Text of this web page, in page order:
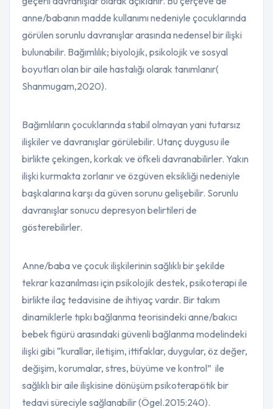
anne/babanın madde kullanımı nedeniyle çocuklarında
görülen sorunlu davranışlar arasında nedensel bir ilişki
bulunabilir. Bağımlılık; biyolojik, psikolojik ve sosyal
boyutları olan bir aile hastalığı olarak tanımlanır(
Shanmugam,2020).
Bağımlıların çocuklarında stabil olmayan yani tutarsız
ilişkiler ve davranışlar görülebilir. Utanç duygusu ile
birlikte çekingen, korkak ve öfkeli davranabilirler. Yakın
ilişki kurmakta zorlanır ve özgüven eksikliği nedeniyle
başkalarına karşı da güven sorunu gelişebilir. Sorunlu
davranışlar sonucu depresyon belirtileri de
gösterebilirler.
Anne/baba ve çocuk ilişkilerinin sağlıklı bir şekilde
tekrar kazanılması için psikolojik destek, psikoterapi ile
birlikte ilaç tedavisine de ihtiyaç vardır. Bir takım
dinamiklerle tıpkı bağlanma teorisindeki anne/bakıcı
bebek figürü arasındaki güvenli bağlanma modelindeki
ilişki gibi “kurallar, iletişim, ittifaklar, duygular, öz değer,
değişim, korumalar, stres, büyüme ve kontrol” ile
sağlıklı bir aile ilişkisine dönüşüm psikoterapötik bir
tedavi süreciyle sağlanabilir (Ögel.2015:240).